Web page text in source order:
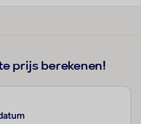
prijs berekenen!